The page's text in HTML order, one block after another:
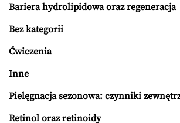
Bariera hydrolipidowa oraz regeneracja
Bez kategorii
Ćwiczenia
Inne
Pielęgnacja sezonowa: czynniki
Retinol oraz retinoidy